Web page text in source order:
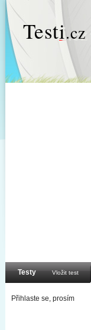
Testi.cz
Testy Vložit test
Přihlaste se, prosím